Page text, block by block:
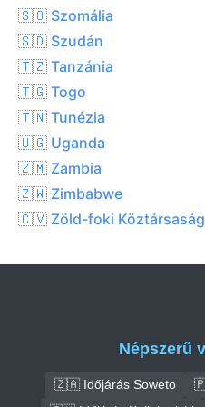
🇸🇴 Szomália
🇸🇩 Szudán
🇹🇿 Tanzánia
🇹🇬 Togo
🇹🇳 Tunézia
🇺🇬 Uganda
🇿🇲 Zambia
🇿🇼 Zimbabwe
🇨🇻 Zöld-foki Köztársaság
Népszerű
🇿🇦 Időjárás Soweto